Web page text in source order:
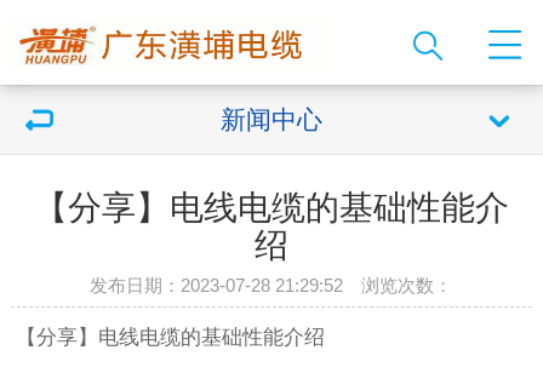
新闻中心
【分享】电线电缆的基础性能介
绍
发布日期：2023-07-28 21:29:52 浏览次数：
【分享】电线电缆的基础性能介绍